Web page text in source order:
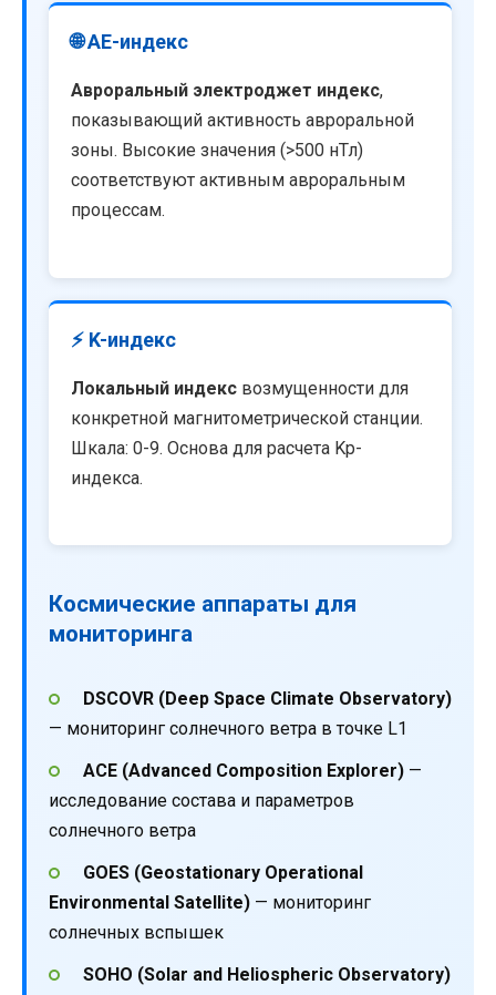
🌐 AE-индекс
Авроральный электроджет индекс,
показывающий активность авроральной
зоны. Высокие значения (>500 нТл)
соответствуют активным авроральным
процессам.
⚡ K-индекс
Локальный индекс возмущенности для
конкретной магнитометрической станции.
Шкала: 0-9. Основа для расчета Kp-
индекса.
Космические аппараты для
мониторинга
DSCOVR (Deep Space Climate Observatory)
— мониторинг солнечного ветра в точке L1
ACE (Advanced Composition Explorer)—
исследование состава и параметров
солнечного ветра
GOES (Geostationary Operational
Environmental Satellite) — мониторинг
солнечных вспышек
SOHO (Solar and Heliospheric Observatory)